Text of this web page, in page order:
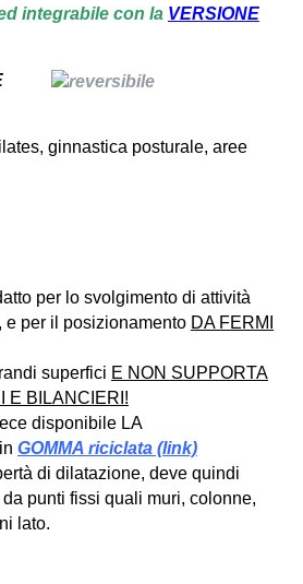
integrabile con la VERSIONE
ginnastica posturale, aree
per lo svolgimento di attività
e per il posizionamento DA FERMI
superfici E NON SUPPORTA
E BILANCIERI!
disponibile LA
GOMMA riciclata (link)
di dilatazione, deve quindi
punti fissi quali muri, colonne,
lato.